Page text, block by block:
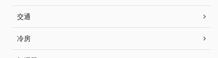
交通
冷房